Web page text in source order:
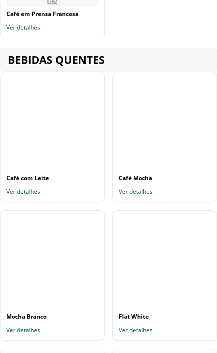
Café em Prensa Francesa
Ver detalhes
BEBIDAS QUENTES
Café com Leite
Ver detalhes
Café Mocha
Ver detalhes
Mocha Branco
Ver detalhes
Flat White
Ver detalhes